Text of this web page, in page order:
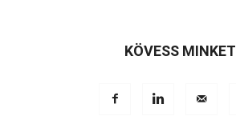
KÖVESS MINKET